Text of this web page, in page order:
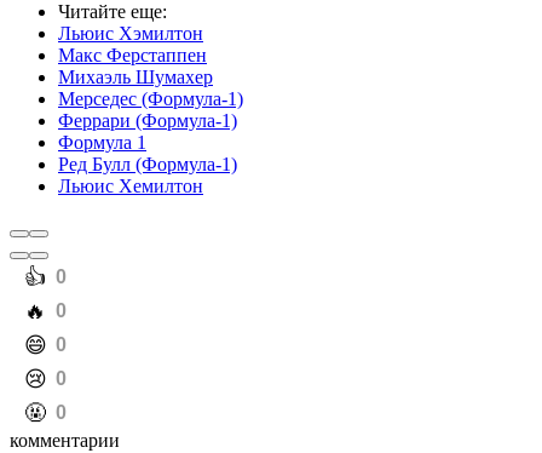
Читайте еще:
Льюис Хэмилтон
Макс Ферстаппен
Михаэль Шумахер
Мерседес (Формула-1)
Феррари (Формула-1)
Формула 1
Ред Булл (Формула-1)
Льюис Хемилтон
️👍 0
️🔥 0
️😄 0
️😢 0
️🤬 0
комментарии